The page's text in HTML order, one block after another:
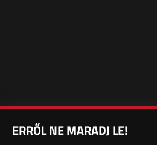
ERRŐL NE MARADJ LE!